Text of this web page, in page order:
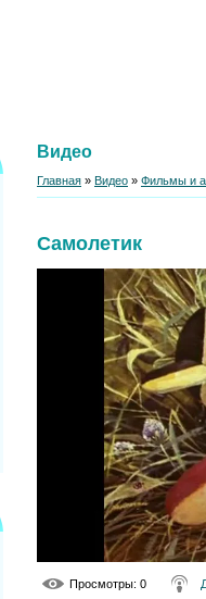
Видео
Главная » Видео » Фильмы и
Самолетик
Просмотры: 0